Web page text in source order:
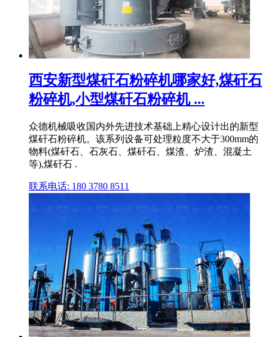
西安新型煤矸石粉碎机哪家好,煤矸石
粉碎机,小型煤矸石粉碎机 ...
众德机械吸收国内外先进技术基础上精心设计出的新型
煤矸石粉碎机。该系列设备可处理粒度不大于300mm的
物料(煤矸石、石灰石、煤矸石、煤渣、炉渣、混凝土
等),煤矸石 .
联系电话: 180 3780 8511